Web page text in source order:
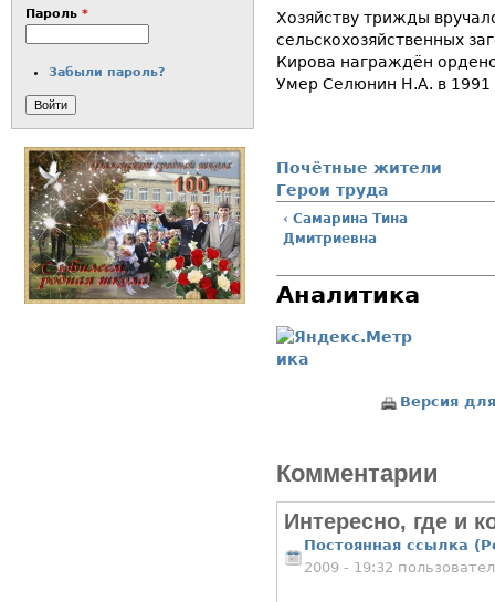
Хозяйству трижды
сельскохозяйственных
Кирова награждён
Умер Селюнин Н.А. в 1991
Почётные жители
Герои труда
‹ Самарина Тина
Дмитриевна
Аналитика
Версия
Комментарии
Интересно, где и
Постоянная ссылка
2009 - 19:32
Пароль *
Забыли пароль?